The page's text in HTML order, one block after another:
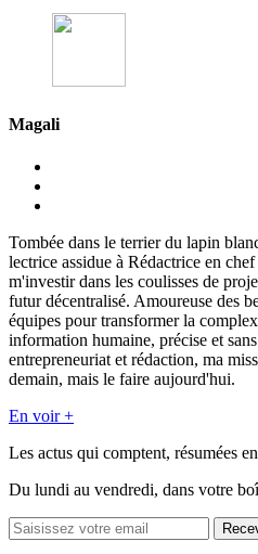
Magali
Tombée dans le terrier du lapin
lectrice assidue à Rédactrice en
m'investir dans les coulisses de
futur décentralisé. Amoureuse des
équipes pour transformer la
information humaine, précise et
entrepreneuriat et rédaction, ma
demain, mais le faire aujourd'hui.
En voir +
Les actus qui comptent, résumées
Du lundi au vendredi, dans votre